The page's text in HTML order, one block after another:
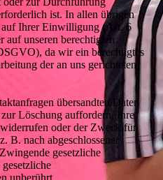
ist. In allen übrigen
auf Ihrer Einwilligung (Art. 6
unseren berechtigten
da wir ein berechtigtes
der an uns gerichteten
übersandten Daten
Löschung auffordern, Ihre
oder der Zweck für
B. nach abgeschlossener
gesetzliche
unberührt.